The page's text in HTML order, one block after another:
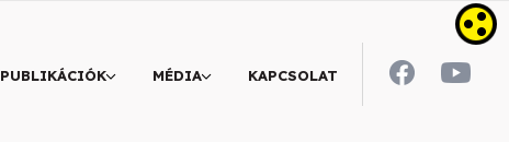
PUBLIKÁCIÓK MÉDIA KAPCSOLAT